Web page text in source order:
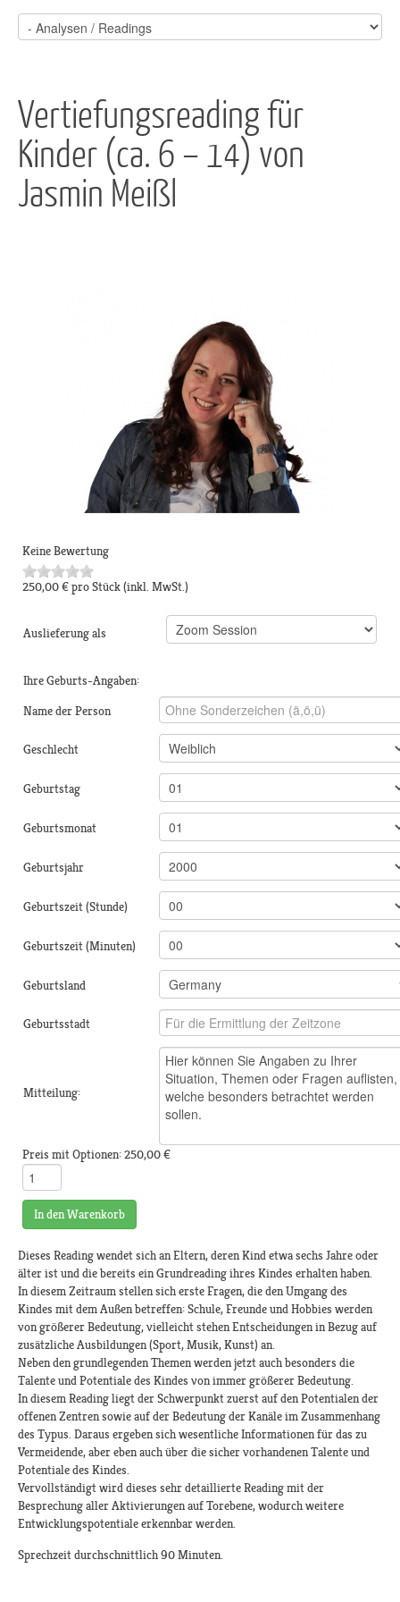
Vertiefungsreading für
Kinder (ca. 6 – 14) von
Jasmin Meißl
Keine Bewertung
250,00 €pro Stück(inkl. MwSt.)
Auslieferung als
Ihre Geburts-Angaben:
Name der Person
Geschlecht
Geburtstag
Geburtsmonat
Geburtsjahr
Geburtszeit (Stunde)
Geburtszeit (Minuten)
Geburtsland
Geburtsstadt
Mitteilung:
Preis mit Optionen:250,00 €
In den Warenkorb
Dieses Reading wendet sich an Eltern, deren Kind etwa sechs Jahre oder
älter ist und die bereits ein Grundreading ihres Kindes erhalten haben.
In diesem Zeitraum stellen sich erste Fragen, die den Umgang des
Kindes mit dem Außen betreffen: Schule, Freunde und Hobbies werden
von größerer Bedeutung, vielleicht stehen Entscheidungen in Bezug auf
zusätzliche Ausbildungen (Sport, Musik, Kunst) an.
Neben den grundlegenden Themen werden jetzt auch besonders die
Talente und Potentiale des Kindes von immer größerer Bedeutung.
In diesem Reading liegt der Schwerpunkt zuerst auf den Potentialen der
offenen Zentren sowie auf der Bedeutung der Kanäle im Zusammenhang
des Typus. Daraus ergeben sich wesentliche Informationen für das zu
Vermeidende, aber eben auch über die sicher vorhandenen Talente und
Potentiale des Kindes.
Vervollständigt wird dieses sehr detaillierte Reading mit der
Besprechung aller Aktivierungen auf Torebene, wodurch weitere
Entwicklungspotentiale erkennbar werden.
Sprechzeit durchschnittlich 90 Minuten.